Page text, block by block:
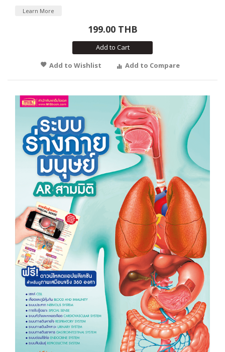
Learn More
199.00 THB
Add to Cart
Add to Wishlist
Add to Compare